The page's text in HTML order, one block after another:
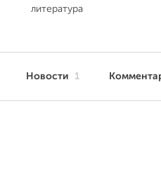
литература
Новости 1